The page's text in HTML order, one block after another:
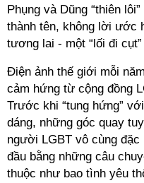
Phụng và Dũng “thiên
thành tên, không lời ước
tương lai - một “lối đi
Điện ảnh thế giới mỗi
cảm hứng từ cộng đồng
Trước khi “tung hứng”
dáng, những góc quay
người LGBT vô cùng
đầu bằng những câu
thuộc như bao tình yêu